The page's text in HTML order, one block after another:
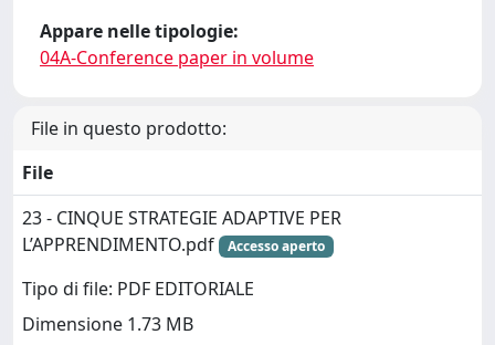
Appare nelle tipologie:
04A-Conference paper in volume
File in questo prodotto:
File
23 - CINQUE STRATEGIE ADAPTIVE PER
L’APPRENDIMENTO.pdf
Accesso aperto
Tipo di file: PDF EDITORIALE
Dimensione 1.73 MB